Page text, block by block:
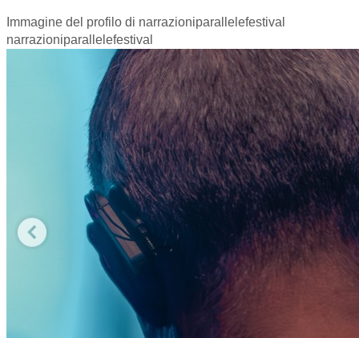
Immagine del profilo di narrazioniparallelefestival
narrazioniparallelefestival